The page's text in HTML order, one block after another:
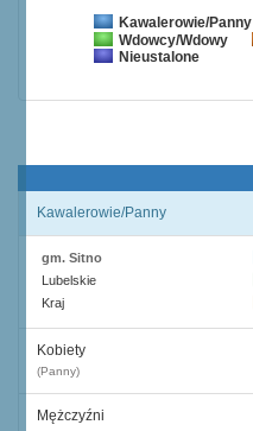
Kawalerowie/Panny
Wdowcy/Wdowy
Nieustalone
Kawalerowie/Panny
gm. Sitno
Lubelskie
Kraj
Kobiety
(Panny)
Mężczyźni